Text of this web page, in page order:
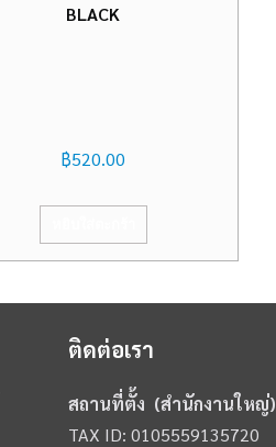
BLACK
฿520.00
ติดต่อเรา
สถานที่ตั้ง (สำนักงานใหญ่)
TAX ID: 0105559135720